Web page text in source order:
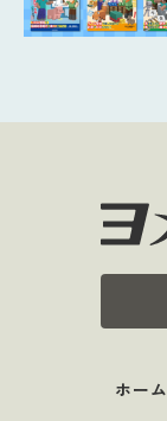
ホーム